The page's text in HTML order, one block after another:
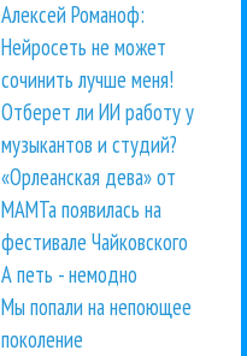
Алексей Романоф:
Нейросеть не может
сочинить лучше меня!
Отберет ли ИИ работу у
музыкантов и студий?
«Орлеанская дева» от
МАМТа появилась на
фестивале Чайковского
А петь - немодно
Мы попали на непоющее
поколение